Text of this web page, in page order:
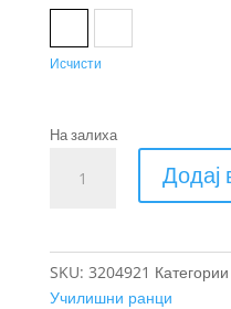
Исчисти
На залиха
Indago
Додај
SKU: 3204921 Категории
Училишни ранци